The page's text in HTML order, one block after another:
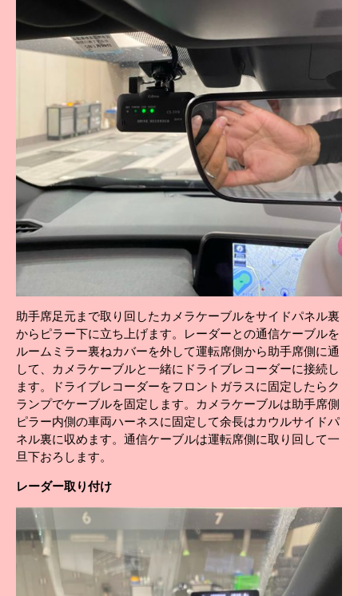
助手席足元まで取り回したカメラケーブルをサイドパネル裏
からピラー下に立ち上げます。レーダーとの通信ケーブルを
ルームミラー裏ねカバーを外して運転席側から助手席側に通
して、カメラケーブルと一緒にドライブレコーダーに接続し
ます。ドライブレコーダーをフロントガラスに固定したらク
ランプでケーブルを固定します。カメラケーブルは助手席側
ピラー内側の車両ハーネスに固定して余長はカウルサイドパ
ネル裏に収めます。通信ケーブルは運転席側に取り回して一
旦下おろします。
レーダー取り付け